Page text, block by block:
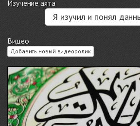
Изучение аята
Я изучил и понял
Видео
Добавить новый видеоролик